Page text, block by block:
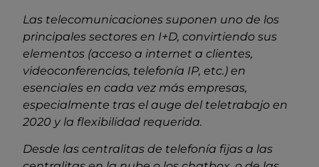
Las telecomunicaciones suponen uno de los
principales sectores en I+D, convirtiendo sus
elementos (acceso a internet a clientes,
videoconferencias, telefonía IP, etc.) en
esenciales en cada vez más empresas,
especialmente tras el auge del teletrabajo en
2020 y la flexibilidad requerida.
Desde las centralitas de telefonía fijas a las